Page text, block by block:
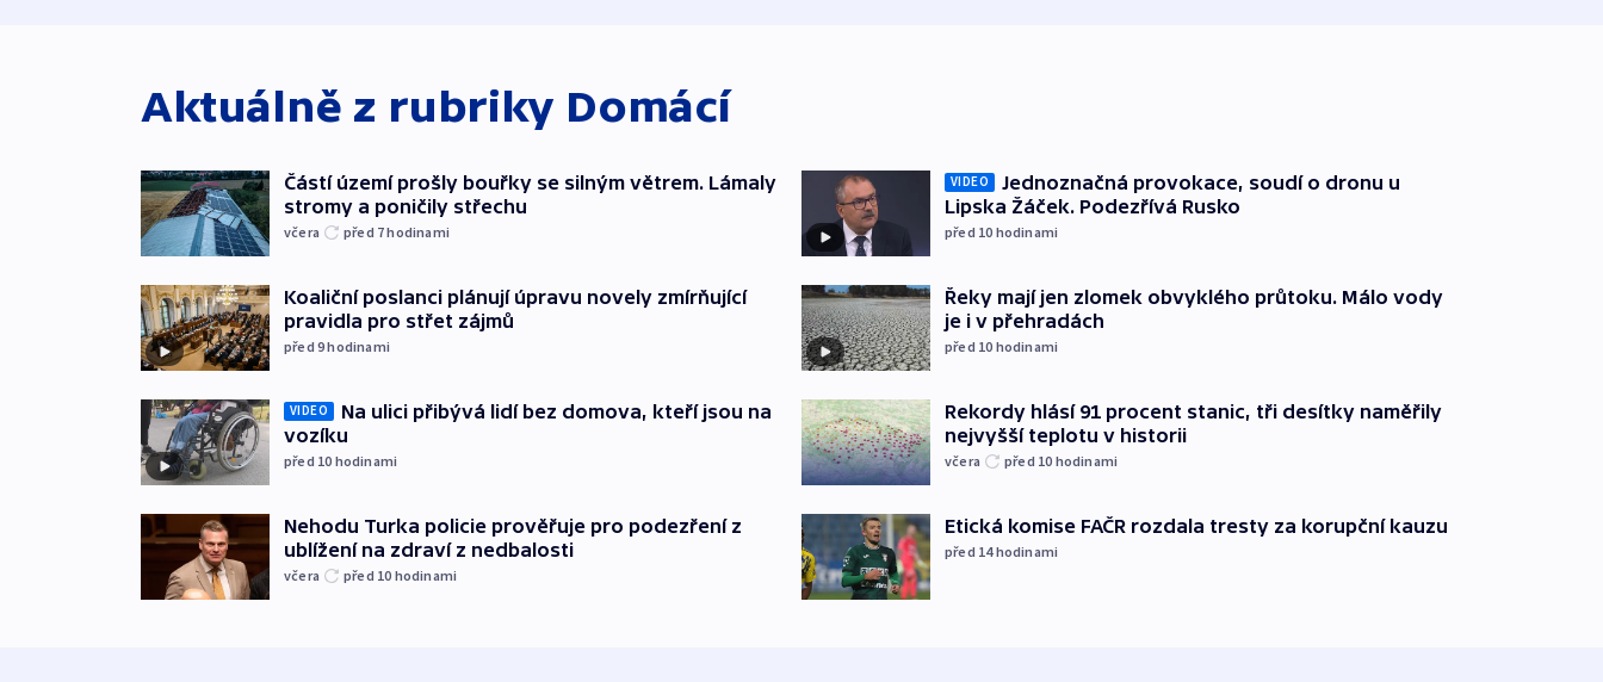
Aktuálně z rubriky Domácí
Částí území prošly bouřky se silným větrem. Lámaly
stromy a poničily střechu
včera před 7hodinami
Koaliční poslanci plánují úpravu novely zmírňující
pravidla pro střet zájmů
před 9hodinami
VIDEO
Na ulici přibývá lidí bez domova, kteří jsou na
vozíku
před 10 hodinami
Nehodu Turka policie prověřuje pro podezření z
ublížení na zdraví z nedbalosti
včera před 10 hodinami
VIDEO
Jednoznačná provokace, soudí o dronu u
Lipska Žáček. Podezřívá Rusko
před 10 hodinami
Řeky mají jen zlomek obvyklého průtoku. Málo vody
je i v přehradách
před 10 hodinami
Rekordy hlásí 91 procent stanic, tři desítky naměřily
nejvyšší teplotu v historii
včera před 10 hodinami
Etická komise FAČR rozdala tresty za korupční kauzu
před 14hodinami